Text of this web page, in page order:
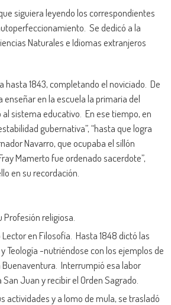
siguiera leyendo los correspondientes
Se dedicó a la
Naturales e Idiomas extranjeros
hasta 1843, completando el noviciado. De
en la escuela la primaria del
sistema educativo. En ese tiempo, en
gubernativa”, “hasta que logra
Navarro, que ocupaba el sillón
Mamerto fue ordenado sacerdote”,
en su recordación.
religiosa.
en Filosofía. Hasta 1848 dictó las
Teología -nutriéndose con los ejemplos de
Buenaventura. Interrumpió esa labor
Juan y recibir el Orden Sagrado.
actividades y a lomo de mula, se trasladó